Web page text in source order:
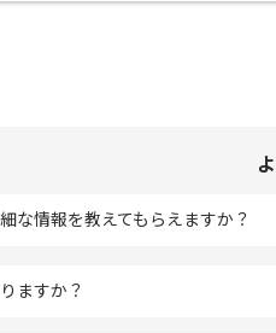
な情報を教えてもらえますか？
ますか？